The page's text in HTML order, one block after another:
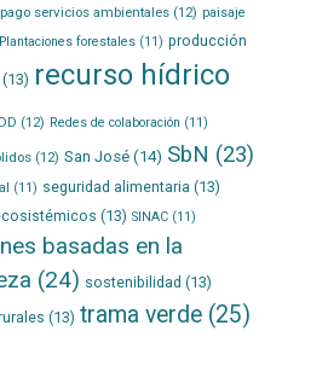
pago servicios ambientales(12) paisaje
Plantaciones forestales(11) producción
recurso hídrico
(12) Redes de colaboración (11)
(12) San José(14) SbN (23)
(11) seguridad alimentaria (13)
(13) SINAC(11)
basadas en la
(24) sostenibilidad (13)
(13) trama verde(25)